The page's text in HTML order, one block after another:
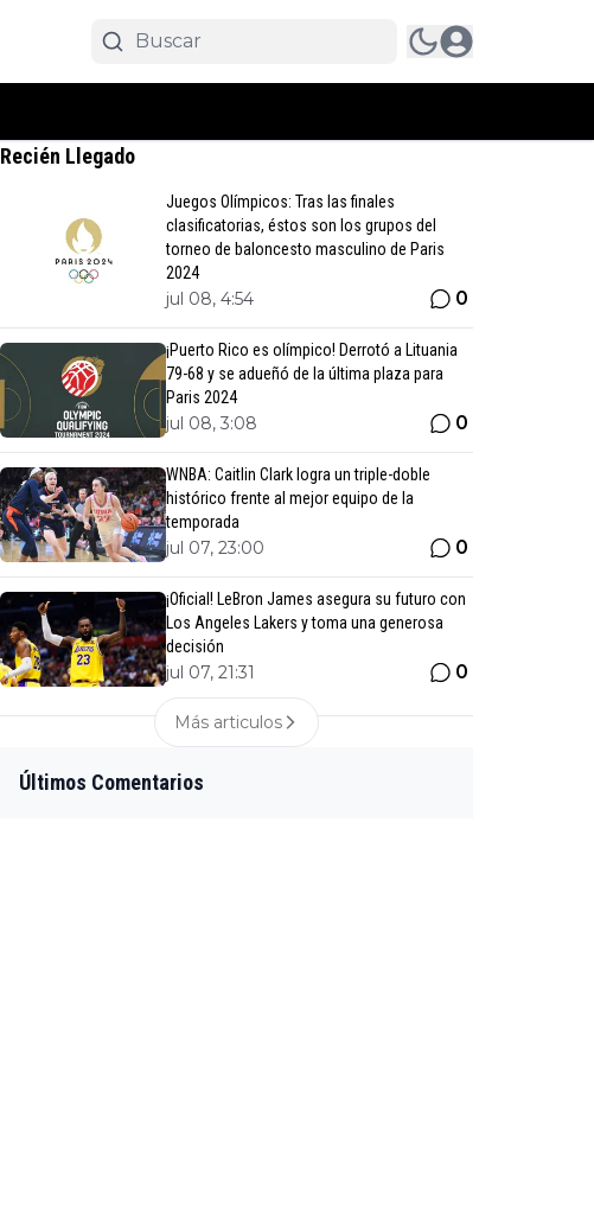
Recién Llegado
Juegos Olímpicos: Tras las finales
clasificatorias, éstos son los grupos del
torneo de baloncesto masculino de Paris
2024
jul 08, 4:54 0
¡Puerto Rico es olímpico! Derrotó a Lituania
79-68 y se adueñó de la última plaza para
Paris 2024
jul 08, 3:08 0
WNBA: Caitlin Clark logra un triple-doble
histórico frente al mejor equipo de la
temporada
jul 07, 23:00 0
¡Oficial! LeBron James asegura su futuro con
Los Angeles Lakers y toma una generosa
decisión
jul 07, 21:31 0
Más articulos
Últimos Comentarios